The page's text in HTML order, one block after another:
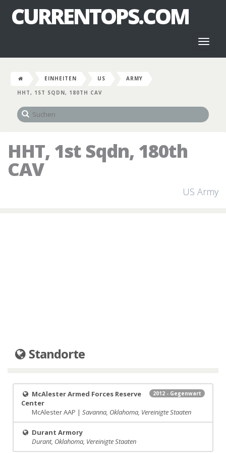
CURRENTOPS.COM
EINHEITEN US
ARMY
HHT, 1ST SQDN, 180TH CAV
HHT, 1st Sqdn, 180th
CAV
US Army
Standorte
2012 - Gegenwart
McAlester Armed Forces Reserve
Center
McAlester AAP | Savanna, Oklahoma, Vereinigte Staaten
Durant Armory
Durant, Oklahoma, Vereinigte Staaten